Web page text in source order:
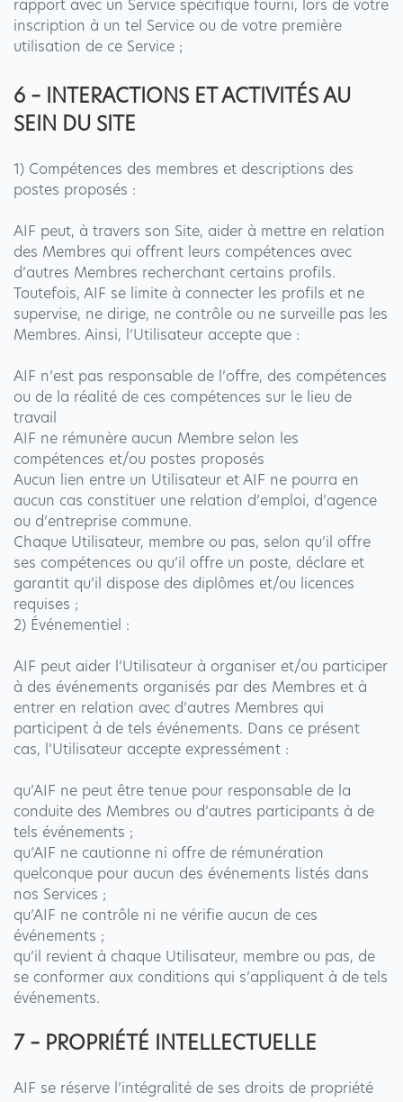
rapport avec un Service spécifique fourni, lors de votre
inscription à un tel Service ou de votre première
utilisation de ce Service ;
6 – INTERACTIONS ET ACTIVITÉS AU
SEIN DU SITE
1) Compétences des membres et descriptions des
postes proposés :
AIF peut, à travers son Site, aider à mettre en relation
des Membres qui offrent leurs compétences avec
d’autres Membres recherchant certains profils.
Toutefois, AIF se limite à connecter les profils et ne
supervise, ne dirige, ne contrôle ou ne surveille pas les
Membres. Ainsi, l’Utilisateur accepte que :
AIF n’est pas responsable de l’offre, des compétences
ou de la réalité de ces compétences sur le lieu de
travail
AIF ne rémunère aucun Membre selon les
compétences et/ou postes proposés
Aucun lien entre un Utilisateur et AIF ne pourra en
aucun cas constituer une relation d’emploi, d’agence
ou d’entreprise commune.
Chaque Utilisateur, membre ou pas, selon qu’il offre
ses compétences ou qu’il offre un poste, déclare et
garantit qu’il dispose des diplômes et/ou licences
requises ;
2) Événementiel :
AIF peut aider l’Utilisateur à organiser et/ou participer
à des événements organisés par des Membres et à
entrer en relation avec d’autres Membres qui
participent à de tels événements. Dans ce présent
cas, l’Utilisateur accepte expressément :
qu’AIF ne peut être tenue pour responsable de la
conduite des Membres ou d’autres participants à de
tels événements ;
qu’AIF ne cautionne ni offre de rémunération
quelconque pour aucun des événements listés dans
nos Services ;
qu’AIF ne contrôle ni ne vérifie aucun de ces
événements ;
qu’il revient à chaque Utilisateur, membre ou pas, de
se conformer aux conditions qui s’appliquent à de tels
événements.
7 – PROPRIÉTÉ INTELLECTUELLE
AIF se réserve l’intégralité de ses droits de propriété